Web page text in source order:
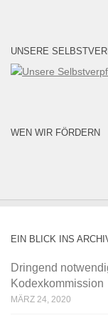
UNSERE
WEN WIR FÖRDERN
EIN BLICK INS
Dringend
Kodexkommission
MÄRZ 24, 2020